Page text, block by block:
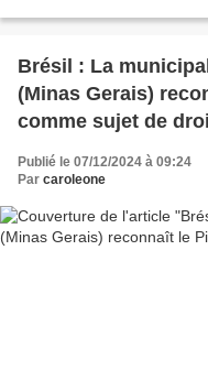
Brésil : La
(Minas Gerais)
comme sujet de
Publié le 07/12/2024 à 09:24
Par caroleone